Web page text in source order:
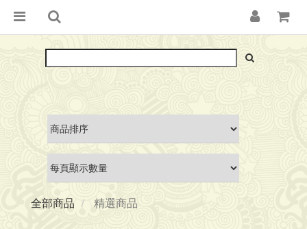
全部商品 精選商品